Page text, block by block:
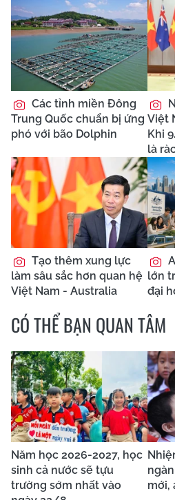
Các tỉnh miền Đông
Trung Quốc chuẩn bị ứng
phó với bão Dolphin
Việt
Khi
là
Tạo thêm xung lực
làm sâu sắc hơn quan hệ
Việt Nam - Australia
lớn
đại
CÓ THỂ BẠN QUAN TÂM
Năm học 2026-2027, học
sinh cả nước sẽ tựu
trường sớm nhất vào
mới,